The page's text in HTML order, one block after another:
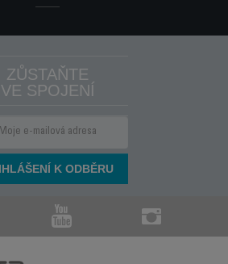
ZŮSTAŇTE
VE SPOJENÍ